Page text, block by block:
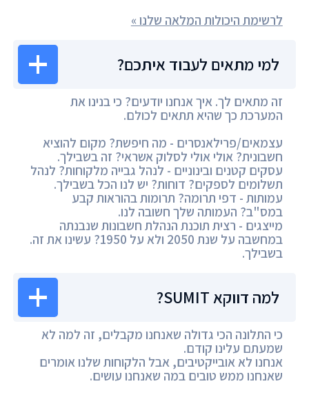
לרשימת היכולות המלאה שלנו »
למי מתאים לעבוד איתכם?
זה מתאים לך. איך אנחנו יודעים? כי בנינו את
המערכת כך שהיא תתאים לכולם.
עצמאים/פרילאנסרים - מה חיפשת? מקום להוציא
חשבונית? אולי אולי לסלוק אשראי? זה בשבילך.
עסקים קטנים ובינוניים - לנהל גבייה מלקוחות? לנהל
תשלומים לספקים? דוחות? יש לנו הכל בשבילך.
עמותות - דפי תרומה? תרומות בהוראות קבע
במס"ב? העמותה שלך חשובה לנו.
מייצגים - רצית תוכנת הנהלת חשבונות שנבנתה
במחשבה על שנת 2050 ולא על 1950? עשינו את זה.
בשבילך.
למה דווקא SUMIT?
כי התלונה הכי גדולה שאנחנו מקבלים, זה למה לא
שמעתם עלינו קודם.
אנחנו לא אובייקטיבים, אבל הלקוחות שלנו אומרים
שאנחנו ממש טובים במה שאנחנו עושים.